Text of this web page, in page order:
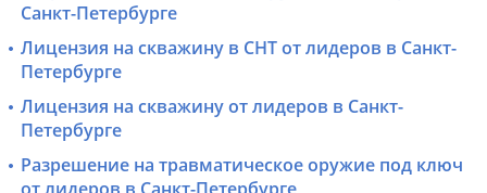
Санкт-Петербурге
Лицензия на скважину в СНТ от лидеров в Санкт-
Петербурге
Лицензия на скважину от лидеров в Санкт-
Петербурге
Разрешение на травматическое оружие под ключ